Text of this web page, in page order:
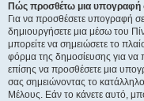
Πώς προσθέτω μια υπογραφή
Για να προσθέσετε υπογραφή
δημιουργήσετε μια μέσω του
μπορείτε να σημειώσετε το
φόρμα της δημοσίευσης για
επίσης να προσθέσετε μια
σας σημειώνοντας το
Μέλους. Εάν το κάνετε αυτό,